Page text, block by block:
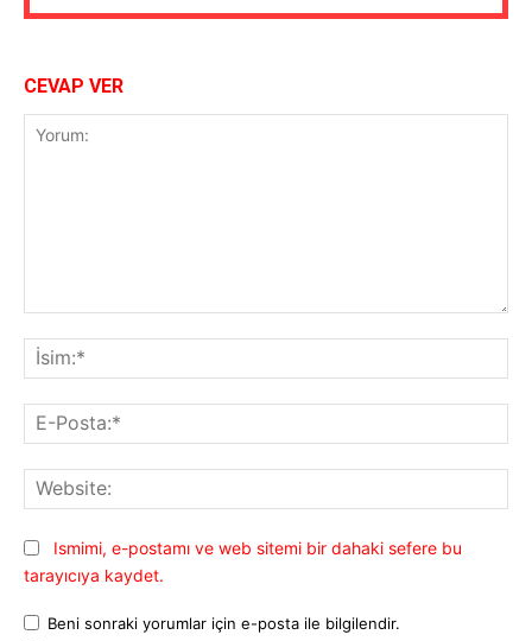
CEVAP VER
Ismimi, e-postamı ve web sitemi bir dahaki sefere bu
tarayıcıya kaydet.
Beni sonraki yorumlar için e-posta ile bilgilendir.